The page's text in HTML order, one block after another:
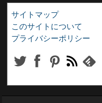
サイトマップ
このサイトについて
プライバシーポリシー